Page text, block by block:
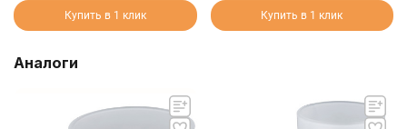
Купить в 1 клик Купить в 1 клик
Аналоги